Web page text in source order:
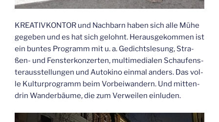
KREA­TIV­KON­TOR und Nach­barn haben sich alle Mühe
gege­ben und es hat sich gelohnt. Her­aus­ge­kom­men ist
ein bun­tes Pro­gramm mit u. a. Gedichtsle­sung, Stra­
ßen- und Fens­ter­kon­zer­ten, mul­ti­me­dia­len Schau­fens­
ter­aus­stel­lun­gen und Auto­ki­no ein­mal anders. Das vol­
le Kul­tur­pro­gramm beim Vor­bei­wan­dern. Und mit­ten­
drin Wan­der­bäu­me, die zum Ver­wei­len einluden.